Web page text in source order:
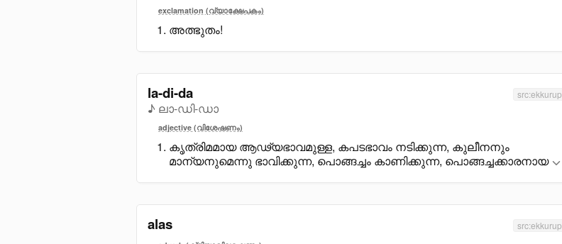
exclamation (വ്യാക്ഷേപകം)
അത്ഭുതം!
la-di-da
♪ ലാ-ഡി-ഡാ
src:ekkurup
adjective (വിശേഷണം)
കൃത്രിമമായ ആഢ്യഭാവമുള്ള, കപടഭാവം നടിക്കുന്ന, കുലീനനും
മാന്യനുമെന്നു ഭാവിക്കുന്ന, പൊങ്ങച്ചം കാണിക്കുന്ന, പൊങ്ങച്ചക്കാരനായ
alas src:ekkurup